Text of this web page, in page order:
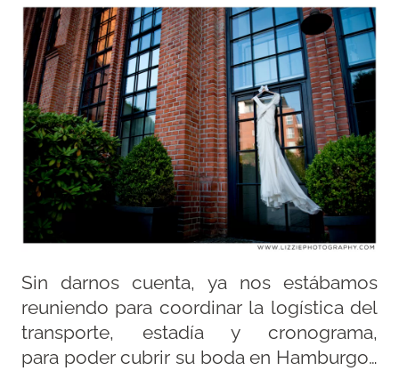
Sin darnos cuenta, ya nos estábamos
reuniendo para coordinar la logística del
transporte, estadía y cronograma,
para poder cubrir su boda en Hamburgo…